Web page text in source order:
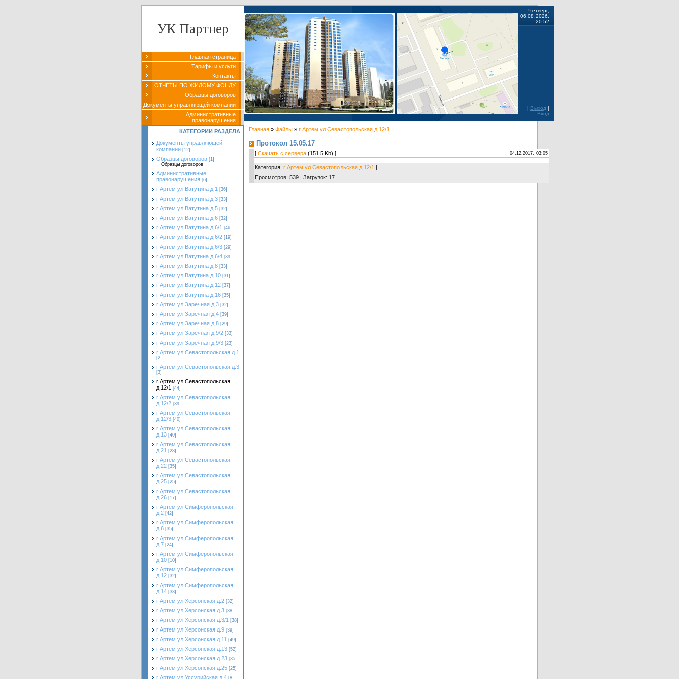
УК Партнер
Главная страница
Тарифы и услуги
Контакты
ОТЧЕТЫ ПО ЖИЛОМУ ФОНДУ
Образцы договоров
Документы управляющей компании
Административные
правонарушения
КАТЕГОРИИ РАЗДЕЛА
Документы управляющей
компании [12]
Образцы договоров [1]
Образцы договоров
Административные
правонарушения [6]
г Артем ул Ватутина д.1 [36]
г Артем ул Ватутина д.3 [33]
г Артем ул Ватутина д.5 [32]
г Артем ул Ватутина д.6 [32]
г Артем ул Ватутина д.6/1 [46]
г Артем ул Ватутина д.6/2 [19]
г Артем ул Ватутина д.6/3 [29]
г Артем ул Ватутина д.6/4 [39]
г Артем ул Ватутина д.8 [33]
г Артем ул Ватутина д.10 [31]
г Артем ул Ватутина д.12 [37]
г Артем ул Ватутина д.16 [35]
г Артем ул Заречная д.3 [32]
г Артем ул Заречная д.4 [39]
г Артем ул Заречная д.8 [29]
г Артем ул Заречная д.9/2 [33]
г Артем ул Заречная д.9/3 [23]
г Артем ул Севастопольская д.1
[2]
г Артем ул Севастопольская д.3
[3]
г Артем ул Севастопольская
д.12/1 [44]
г Артем ул Севастопольская
д.12/2 [39]
г Артем ул Севастопольская
д.12/3 [40]
г Артем ул Севастопольская
д.13 [40]
г Артем ул Севастопольская
д.21 [28]
г Артем ул Севастопольская
д.22 [35]
г Артем ул Севастопольская
д.25 [25]
г Артем ул Севастопольская
д.26 [17]
г Артем ул Симферопольская
д.2 [42]
г Артем ул Симферопольская
д.6 [35]
г Артем ул Симферопольская
д.7 [24]
г Артем ул Симферопольская
д.10 [10]
г Артем ул Симферопольская
д.12 [32]
г Артем ул Симферопольская
д.14 [33]
г Артем ул Херсонская д.2 [32]
г Артем ул Херсонская д.3 [38]
г Артем ул Херсонская д.3/1 [38]
г Артем ул Херсонская д.9 [39]
г Артем ул Херсонская д.11 [49]
г Артем ул Херсонская д.13 [52]
г Артем ул Херсонская д.23 [35]
г Артем ул Херсонская д.25 [25]
г Артем ул Уссурийская д.4 [8]
Четверг,
06.08.2026,
20:52
| Выход |
Вход
Главная » Файлы » г Артем ул Севастопольская д.12/1
Протокол 15.05.17
[ Скачать с сервера (151.5 Kb) ] 04.12.2017, 03:05
Категория: г Артем ул Севастопольская д.12/1 |
Просмотров: 539 | Загрузок: 17